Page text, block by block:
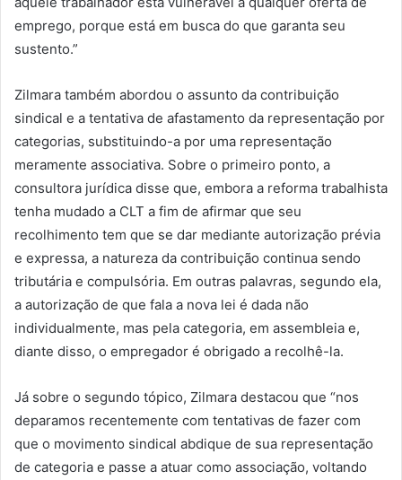
emprego, porque está em busca do que garanta seu
sustento.”
Zilmara também abordou o assunto da contribuição
sindical e a tentativa de afastamento da representação por
categorias, substituindo-a por uma representação
meramente associativa. Sobre o primeiro ponto, a
consultora jurídica disse que, embora a reforma trabalhista
tenha mudado a CLT a fim de afirmar que seu
recolhimento tem que se dar mediante autorização prévia
e expressa, a natureza da contribuição continua sendo
tributária e compulsória. Em outras palavras, segundo ela,
a autorização de que fala a nova lei é dada não
individualmente, mas pela categoria, em assembleia e,
diante disso, o empregador é obrigado a recolhê-la.
Já sobre o segundo tópico, Zilmara destacou que “nos
deparamos recentemente com tentativas de fazer com
que o movimento sindical abdique de sua representação
de categoria e passe a atuar como associação, voltando